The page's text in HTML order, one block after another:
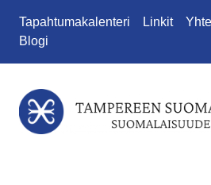
Siirry sivun sisältöön
Tapahtumakalenteri Linkit
Blogi